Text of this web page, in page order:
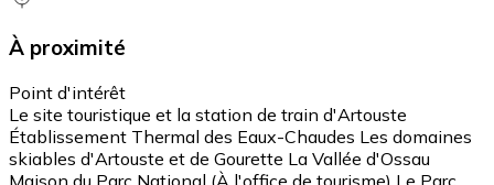
À proximité
Point d'intérêt
Le site touristique et la station de train d'Artouste
Établissement Thermal des Eaux-Chaudes Les domaines
skiables d'Artouste et de Gourette La Vallée d'Ossau